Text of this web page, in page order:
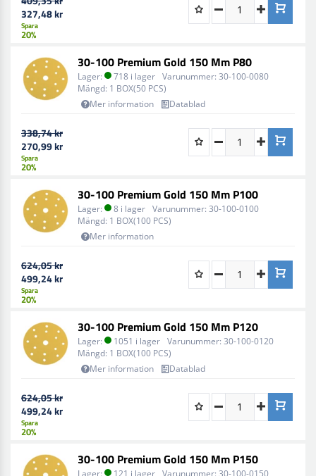
327,48 kr
Spara
20%
30-100 Premium Gold 150 Mm P80
Lager: 718 i lager Varunummer: 30-100-0080
Mängd: 1 BOX(50 PCS)
Mer information
Datablad
338,74 kr
270,99 kr
Spara
20%
30-100 Premium Gold 150 Mm P100
Lager: 8 i lager Varunummer: 30-100-0100
Mängd: 1 BOX(100 PCS)
Mer information
624,05 kr
499,24 kr
Spara
20%
30-100 Premium Gold 150 Mm P120
Lager: 1051 i lager Varunummer: 30-100-0120
Mängd: 1 BOX(100 PCS)
Mer information
Datablad
624,05 kr
499,24 kr
Spara
20%
30-100 Premium Gold 150 Mm P150